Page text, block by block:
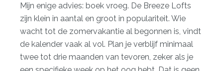
Mijn enige advies: boek vroeg. De Breeze Lofts
zijn klein in aantal en groot in populariteit. Wie
wacht tot de zomervakantie al begonnen is, vindt
de kalender vaak al vol. Plan je verblijf minimaal
twee tot drie maanden van tevoren, zeker als je